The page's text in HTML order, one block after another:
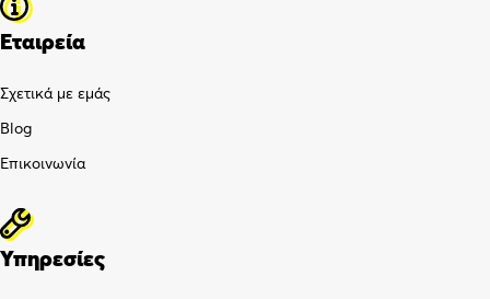
Εταιρεία
Σχετικά με εμάς
Blog
Επικοινωνία
Υπηρεσίες